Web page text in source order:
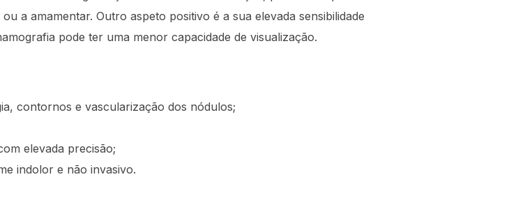
a amamentar. Outro aspeto positivo é a sua elevada sensibilidade
pode ter uma menor capacidade de visualização.
contornos e vascularização dos nódulos;
elevada precisão;
indolor e não invasivo.